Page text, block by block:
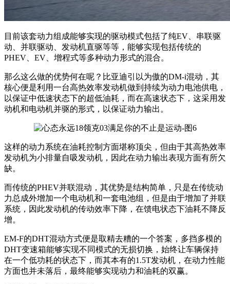
目前该套动力组成能够实现的驱动模式包括了纯EV、串联驱
动、并联驱动、发动机直驱等等，能够实现包括传统的
PHEV、EV、增程式等多种动力形式的混合。
那么这么做的优势何在呢？比亚迪引以为傲的DM-i混动，其
核心便是利用一台高热效率发动机做到持续为动力电池供电，
以保证中低速状态下的超低油耗，而在高速状态下，这采用发
动机和电动机并驱的形式，以保证动力输出。
这样的动力系统在油耗控制方面堪称顶尖，但由于其高热效率
发动机为小排量自吸发动机，因此在动力输出表现方面有所欠
缺。
而传统的PHEV并联混动，其优势是结构简单，只是在传统动
力总成外增加一个电动机和一套电池组，但是由于增加了并联
系统，因此发动机的传动效率下降，在馈电状态下油耗不降反
增。
EM-F的DHT混动方式便是取精去糟的一个答案，多挡多模的
DHT变速箱能够实现不同模式的无损切换，始终让车辆保持
在一个低功耗的状态下，而其本有的1.5T发动机，在动力性能
方面也并未落后，最终能够实现动力和油耗的双赢。